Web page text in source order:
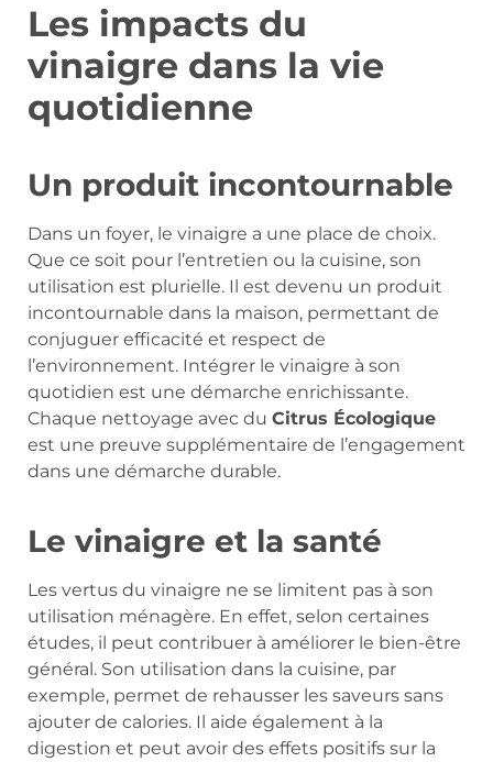
Les impacts du
vinaigre dans la vie
quotidienne
Un produit incontournable
Dans un foyer, le vinaigre a une place de choix.
Que ce soit pour l’entretien ou la cuisine, son
utilisation est plurielle. Il est devenu un produit
incontournable dans la maison, permettant de
conjuguer efficacité et respect de
l’environnement. Intégrer le vinaigre à son
quotidien est une démarche enrichissante.
Chaque nettoyage avec du Citrus Écologique
est une preuve supplémentaire de l’engagement
dans une démarche durable.
Le vinaigre et la santé
Les vertus du vinaigre ne se limitent pas à son
utilisation ménagère. En effet, selon certaines
études, il peut contribuer à améliorer le bien-être
général. Son utilisation dans la cuisine, par
exemple, permet de rehausser les saveurs sans
ajouter de calories. Il aide également à la
digestion et peut avoir des effets positifs sur la